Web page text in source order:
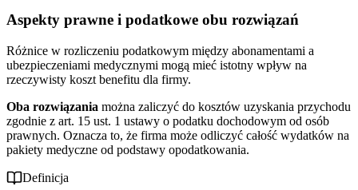
Aspekty prawne i podatkowe obu rozwiązań
Różnice w rozliczeniu podatkowym między abonamentami a
ubezpieczeniami medycznymi mogą mieć istotny wpływ na
rzeczywisty koszt benefitu dla firmy.
Oba rozwiązania można zaliczyć do kosztów uzyskania przychodu
zgodnie z art. 15 ust. 1 ustawy o podatku dochodowym od osób
prawnych. Oznacza to, że firma może odliczyć całość wydatków na
pakiety medyczne od podstawy opodatkowania.
Definicja